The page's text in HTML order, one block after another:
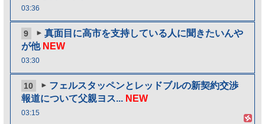
03:36
9
真面目に高市を支持している人に聞きたいんや
が他 NEW
03:30
10
フェルスタッペンとレッドブルの新契約交渉
報道について父親ヨス... NEW
03:15